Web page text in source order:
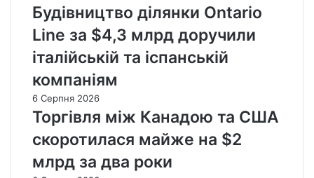
Будівництво ділянки Ontario
Line за $4,3 млрд доручили
італійській та іспанській
компаніям
6 Серпня 2026
Торгівля між Канадою та США
скоротилася майже на $2
млрд за два роки